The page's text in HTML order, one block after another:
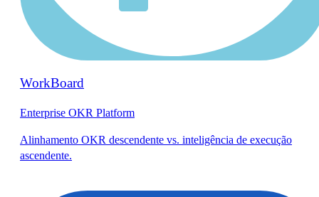
WorkBoard
Enterprise OKR Platform